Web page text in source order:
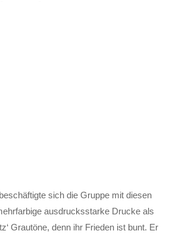
sich die Gruppe mit diesen
aus­drucks­starke Drucke als
Grau­töne, denn ihr Frieden ist bunt. Er